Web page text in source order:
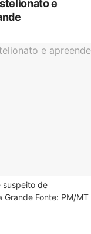
e
suspeito de
Grande Fonte: PM/MT